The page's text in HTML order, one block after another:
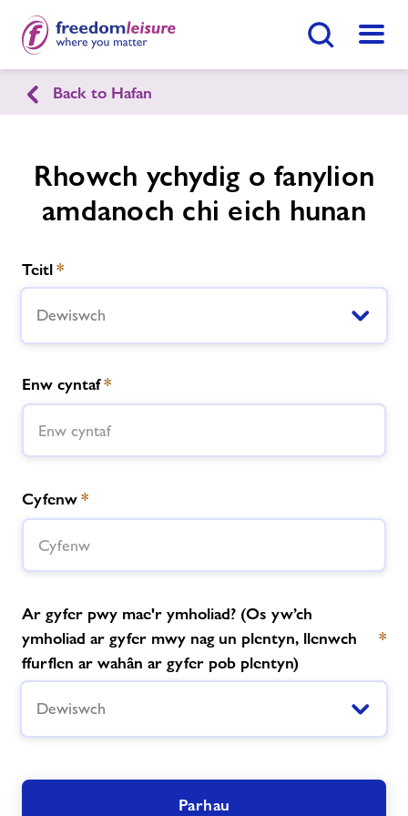
English Cymraeg
Canolfan Chwaraeon Tref-y-Clawdd
Ein cyfleusterau
Amserlenni
Newyddion
Cysylltwch â ni
Swyddi
Ynghylch Freedom Leisure
Back to Hafan
Rhowch ychydig o fanylion
amdanoch chi eich hunan
Teitl*
Dewiswch
Enw cyntaf*
Cyfenw*
Ar gyfer pwy mae'r ymholiad? (Os yw’ch
ymholiad ar gyfer mwy nag un plentyn, llenwch
ffurflen ar wahân ar gyfer pob plentyn)
*
Dewiswch
Parhau